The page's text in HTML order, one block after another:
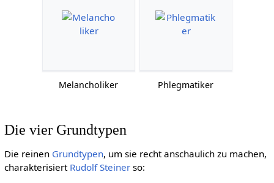
Melancholiker Phlegmatiker
Die vier Grundtypen
Die reinen Grundtypen, um sie recht anschaulich zu machen,
charakterisiert Rudolf Steinerso: